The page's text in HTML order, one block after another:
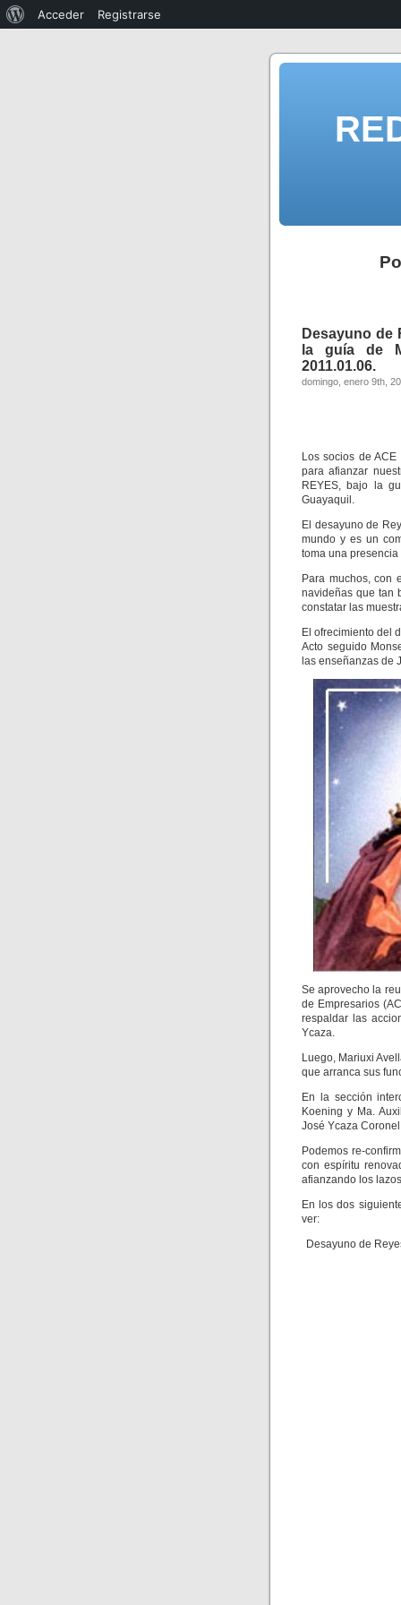
Desayuno de
la guía de
2011.01.06.
domingo, enero 9th,
Los socios de
para afianzar
REYES, bajo la
Guayaquil.
El desayuno de
mundo y es un
toma una
Para muchos,
navideñas que tan
constatar las
El ofrecimiento del
Acto seguido
las enseñanzas de
Se aprovecho la
de Empresarios
respaldar las
Ycaza.
Luego, Mariuxi
que arranca sus
En la sección
Koening y Ma.
José Ycaza
Podemos re-
con espíritu
afianzando los
En los dos
ver:
Desayuno de
Acceder Registrarse